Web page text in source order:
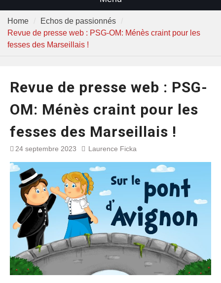
Home
Echos de passionnés
Revue de presse web : PSG-OM: Ménès craint pour les
fesses des Marseillais !
Revue de presse web : PSG-
OM: Ménès craint pour les
fesses des Marseillais !
24 septembre 2023 Laurence Ficka